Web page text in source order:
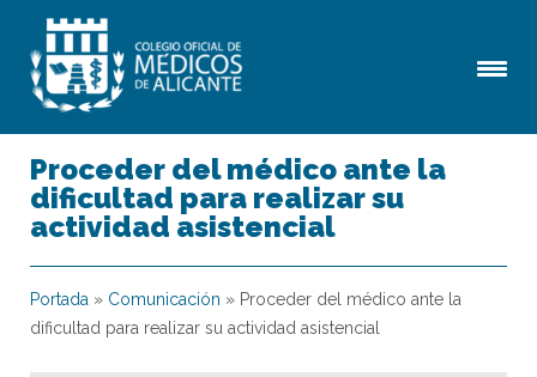
Proceder del médico ante la
dificultad para realizar su
actividad asistencial
Portada » Comunicación » Proceder del médico ante la
dificultad para realizar su actividad asistencial